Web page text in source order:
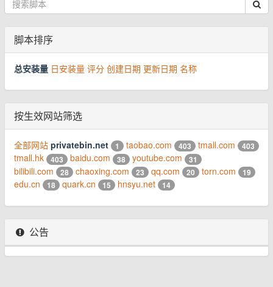
脚本排序
总安装量 日安装量 评分 创建日期 更新日期 名称
按生效网站筛选
全部网站 privatebin.net 1 taobao.com 403 tmall.com 403
tmall.hk 403 baidu.com 38 youtube.com 31
bilibili.com 28 chaoxing.com 23 qq.com 20 torn.com 19
edu.cn 18 quark.cn 15 hnsyu.net 14
公告